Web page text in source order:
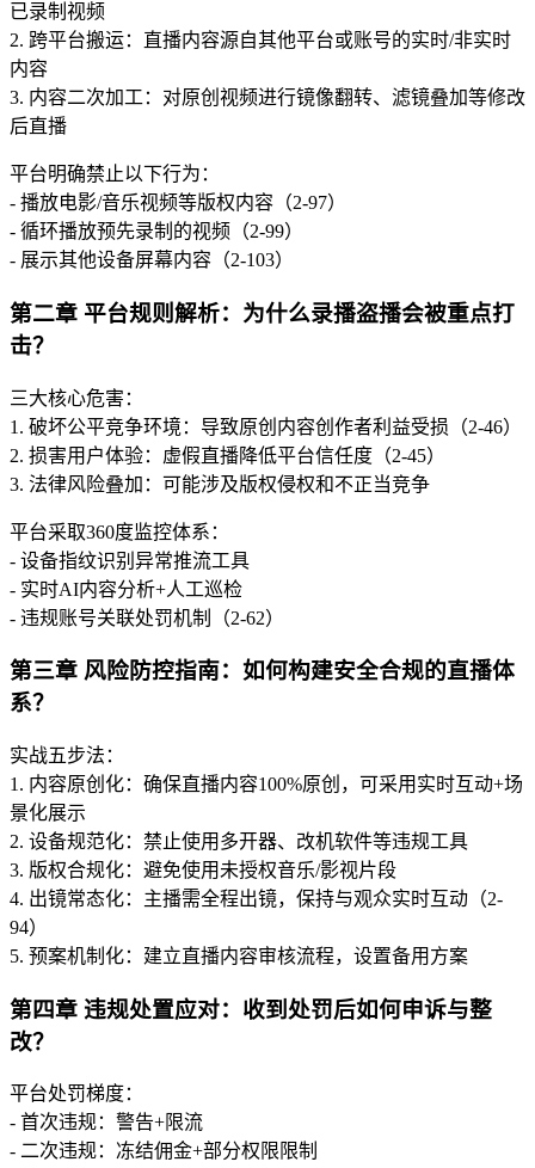
已录制视频
2. 跨平台搬运：直播内容源自其他平台或账号的实时/非实时
内容
3. 内容二次加工：对原创视频进行镜像翻转、滤镜叠加等修改
后直播
平台明确禁止以下行为：
- 播放电影/音乐视频等版权内容（2-97）
- 循环播放预先录制的视频（2-99）
- 展示其他设备屏幕内容（2-103）
第二章 平台规则解析：为什么录播盗播会被重点打
击？
三大核心危害：
1. 破坏公平竞争环境：导致原创内容创作者利益受损（2-46）
2. 损害用户体验：虚假直播降低平台信任度（2-45）
3. 法律风险叠加：可能涉及版权侵权和不正当竞争
平台采取360度监控体系：
- 设备指纹识别异常推流工具
- 实时AI内容分析+人工巡检
- 违规账号关联处罚机制（2-62）
第三章 风险防控指南：如何构建安全合规的直播体
系？
实战五步法：
1. 内容原创化：确保直播内容100%原创，可采用实时互动+场
景化展示
2. 设备规范化：禁止使用多开器、改机软件等违规工具
3. 版权合规化：避免使用未授权音乐/影视片段
4. 出镜常态化：主播需全程出镜，保持与观众实时互动（2-
94）
5. 预案机制化：建立直播内容审核流程，设置备用方案
第四章 违规处置应对：收到处罚后如何申诉与整
改？
平台处罚梯度：
- 首次违规：警告+限流
- 二次违规：冻结佣金+部分权限限制